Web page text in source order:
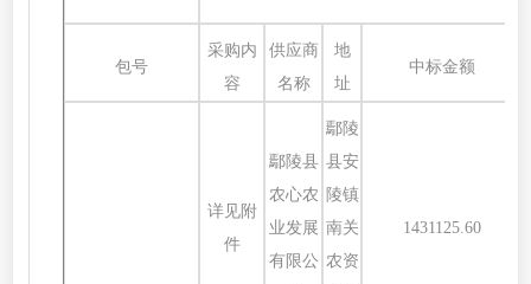
包号
采购内
容
供应商
名称
地
址
中标金额
详见附
件
鄢陵县
农心农
业发展
有限公
鄢陵
县安
陵镇
南关
农资
1431125.60